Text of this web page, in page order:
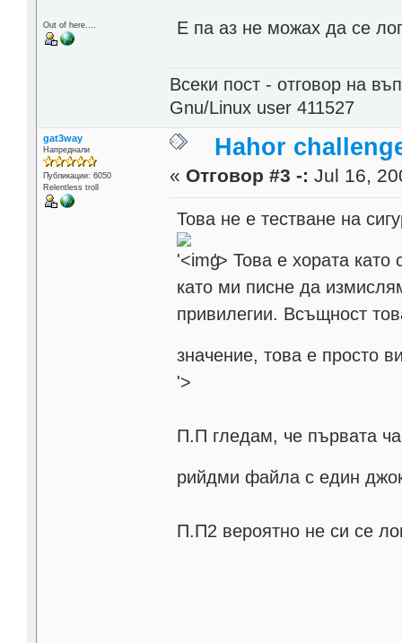
Out of here.... Е па аз не можах да се
Всеки пост - отговор на
Gnu/Linux user 411527
gat3way
Напреднали
Публикации: 6050
Relentless troll
Hahor
« Отговор #3 -: Jul 16,
Това не е тестване на
'> Това е хората
като ми писне да
привилегии. Всъщност
значение, това е просто
'>
П.П гледам, че първата
рийдми файла с един
П.П2 вероятно не си се